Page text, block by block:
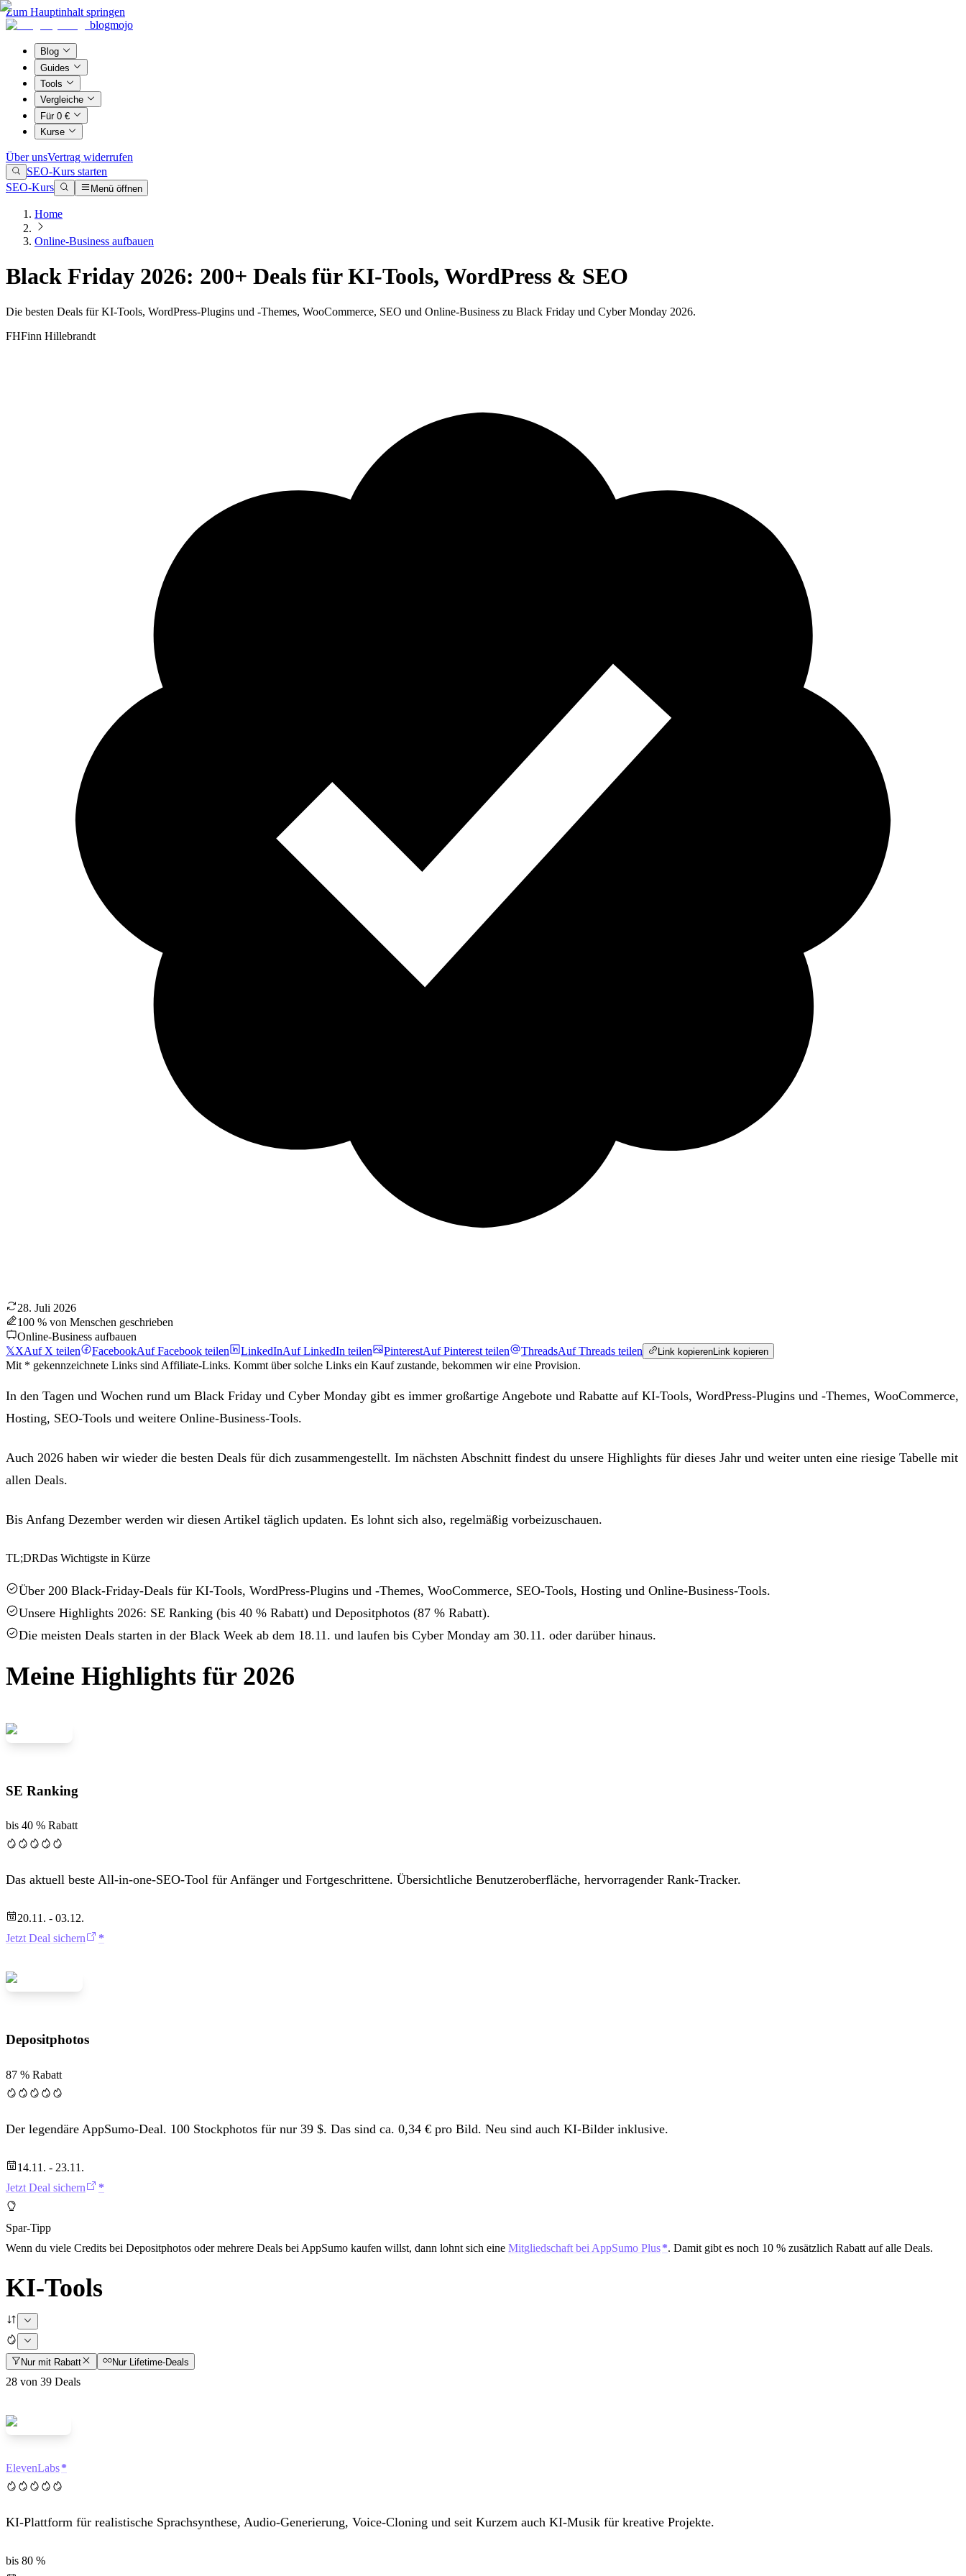
Zum Hauptinhalt springen
blogmojo
Blog
Guides
Tools
Vergleiche
Für 0 €
Kurse
Über unsVertrag widerrufen
SEO-Kurs starten
SEO-Kurs
Menü öffnen
Home
Online-Business aufbauen
Black Friday 2026: 200+ Deals für KI-Tools, WordPress & SEO
Die besten Deals für KI-Tools, WordPress-Plugins und -Themes, WooCommerce, SEO und Online-Business zu Black Friday und Cyber Monday 2026.
FHFinn Hillebrandt
28. Juli 2026
100 % von Menschen geschrieben
Online-Business aufbauen
𝕏XAuf X teilen FacebookAuf Facebook teilen LinkedInAuf LinkedIn teilen PinterestAuf Pinterest teilen ThreadsAuf Threads teilen Link kopieren Link kopieren
Mit * gekennzeichnete Links sind Affiliate-Links. Kommt über solche Links ein Kauf zustande, bekommen wir eine Provision.
In den Tagen und Wochen rund um Black Friday und Cyber Monday gibt es immer großartige Angebote und Rabatte auf KI-Tools, WordPress-Plugins und -Themes, WooCommerce,
Hosting, SEO-Tools und weitere Online-Business-Tools.
Auch 2026 haben wir wieder die besten Deals für dich zusammengestellt. Im nächsten Abschnitt findest du unsere Highlights für dieses Jahr und weiter unten eine riesige Tabelle mit
allen Deals.
Bis Anfang Dezember werden wir diesen Artikel täglich updaten. Es lohnt sich also, regelmäßig vorbeizuschauen.
TL;DRDas Wichtigste in Kürze
Über 200 Black-Friday-Deals für KI-Tools, WordPress-Plugins und -Themes, WooCommerce, SEO-Tools, Hosting und Online-Business-Tools.
Unsere Highlights 2026: SE Ranking (bis 40 % Rabatt) und Depositphotos (87 % Rabatt).
Die meisten Deals starten in der Black Week ab dem 18.11. und laufen bis Cyber Monday am 30.11. oder darüber hinaus.
Meine Highlights für 2026
SE Ranking
bis 40 % Rabatt
Das aktuell beste All-in-one-SEO-Tool für Anfänger und Fortgeschrittene. Übersichtliche Benutzeroberfläche, hervorragender Rank-Tracker.
20.11. - 03.12.
Jetzt Deal sichern
Depositphotos
87 % Rabatt
Der legendäre AppSumo-Deal. 100 Stockphotos für nur 39 $. Das sind ca. 0,34 € pro Bild. Neu sind auch KI-Bilder inklusive.
14.11. - 23.11.
Jetzt Deal sichern
Spar-Tipp
Wenn du viele Credits bei Depositphotos oder mehrere Deals bei AppSumo kaufen willst, dann lohnt sich eine Mitgliedschaft bei AppSumo Plus . Damit gibt es noch 10 % zusätzlich Rabatt auf alle Deals.
KI-Tools
Nur mit Rabatt Nur Lifetime-Deals
28 von 39 Deals
ElevenLabs
KI-Plattform für realistische Sprachsynthese, Audio-Generierung, Voice-Cloning und seit Kurzem auch KI-Musik für kreative Projekte.
bis 80 %